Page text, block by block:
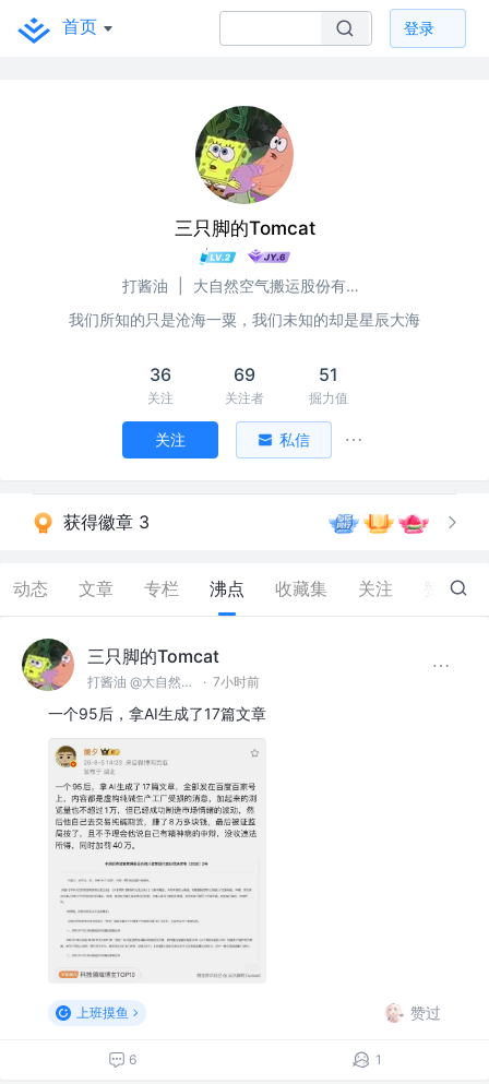
首页 登录
三只脚的Tomcat
打酱油
大自然空气搬运股份有限公司
我们所知的只是沧海一粟，我们未知的却是星辰大海
36
关注
69
关注者
51
掘力值
关注 私信
获得徽章 3
动态 文章 专栏 沸点 收藏集 关注 4.6K
三只脚的Tomcat
打酱油 @大自然空气搬运股份有限公司 · 7小时前
一个95后，拿AI生成了17篇文章
上班摸鱼 赞过
6 1